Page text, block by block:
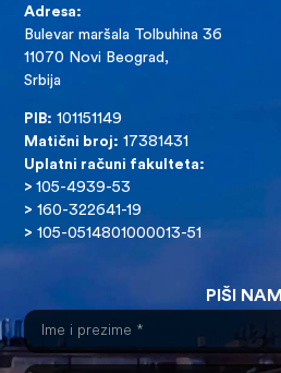
Adresa:
Bulevar maršala Tolbuhina 36
11070 Novi Beograd,
Srbija
PIB: 101151149
Matični broj: 17381431
Uplatni računi fakulteta:
>105-4939-53
> 160-322641-19
> 105-0514801000013-51
PIŠI NAM